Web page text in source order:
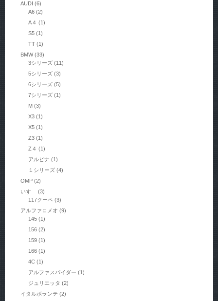
AUDI (6)
A6 (2)
A４ (1)
S5 (1)
TT (1)
BMW(33)
3シリーズ (11)
5シリーズ (3)
6シリーズ (5)
7シリーズ (1)
M (3)
X3 (1)
X5 (1)
Z3 (1)
Z４ (1)
アルピナ (1)
１シリーズ (4)
OMP(2)
いすゞ
(3)
117クーペ (3)
アルファロメオ (9)
145 (1)
156 (2)
159 (1)
166 (1)
4C (1)
アルファスパイダー (1)
ジュリエッタ (2)
イタルボランテ (2)